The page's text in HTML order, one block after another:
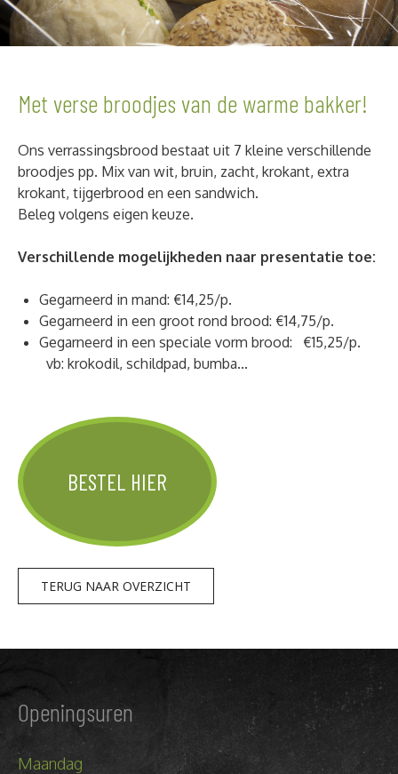
Met verse broodjes van de warme bakker!
Ons verrassingsbrood bestaat uit 7 kleine verschillende
broodjes pp. Mix van wit, bruin, zacht, krokant, extra
krokant, tijgerbrood en een sandwich.
Beleg volgens eigen keuze.
Verschillende mogelijkheden naar presentatie toe:
Gegarneerd in mand: €14,25/p.
Gegarneerd in een groot rond brood: €14,75/p.
Gegarneerd in een speciale vorm brood: €15,25/p.
vb: krokodil, schildpad, bumba...
BESTEL HIER
TERUG NAAR OVERZICHT
Openingsuren
Maandag